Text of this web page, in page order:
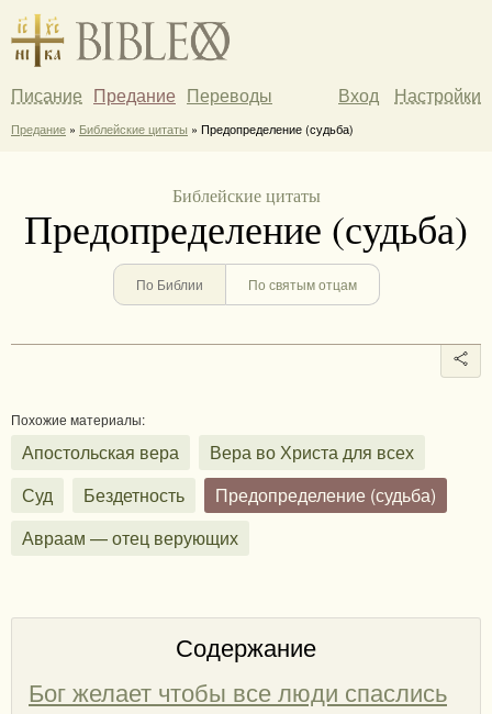
Писание Предание Переводы Вход Настройки
Предание » Библейские цитаты » Предопределение (судьба)
Библейские цитаты
Предопределение (судьба)
По Библии По святым отцам
Похожие материалы:
Апостольская вера
Вера во Христа для всех
Суд
Бездетность
Предопределение (судьба)
Авраам — отец верующих
Содержание
Бог желает чтобы все люди спаслись